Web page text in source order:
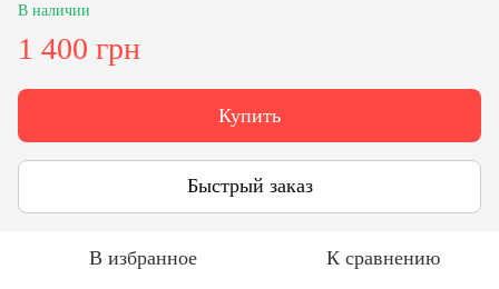
В наличии
1 400 грн
Купить
Быстрый заказ
В избранное К сравнению